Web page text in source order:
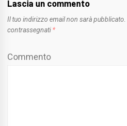
Lascia un commento
Il tuo indirizzo email non sarà pubblicato.
contrassegnati *
Commento